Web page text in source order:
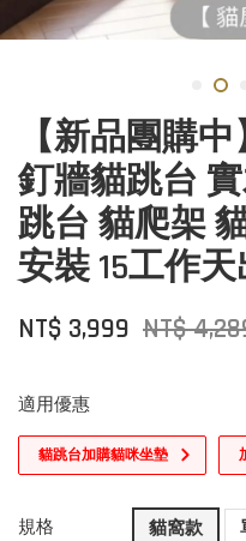
【新品團購
釘牆貓跳台
跳台 貓爬架
安裝 15工作
NT$ 3,999 NT$
適用優惠
貓跳台加購貓咪坐墊
規格 貓窩款